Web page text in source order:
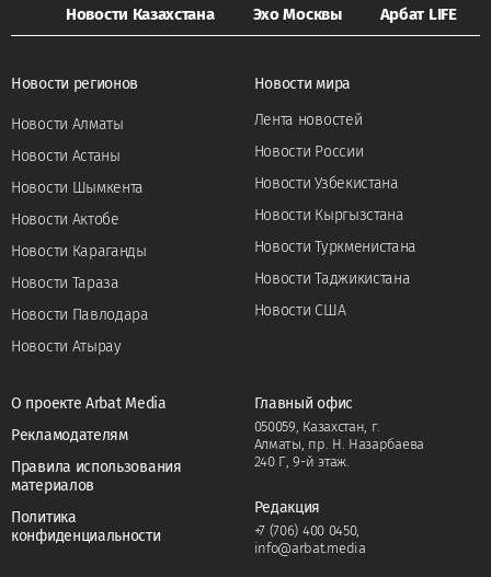
Новости Казахстана Эхо Москвы Арбат LIFE
Новости регионов
Новости Алматы
Новости Астаны
Новости Шымкента
Новости Актобе
Новости Караганды
Новости Тараза
Новости Павлодара
Новости Атырау
Новости мира
Лента новостей
Новости России
Новости Узбекистана
Новости Кыргызстана
Новости Туркменистана
Новости Таджикистана
Новости США
О проекте Arbat Media
Рекламодателям
Правила использования
материалов
Политика
конфиденциальности
Главный офис
050059, Казахстан, г.
Алматы, пр. Н. Назарбаева
240 Г, 9-й этаж.
Редакция
+7 (706) 400 0450,
info@arbat.media